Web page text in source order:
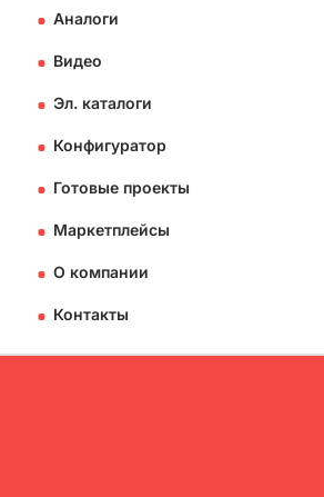
Аналоги
Видео
Эл. каталоги
Конфигуратор
Готовые проекты
Маркетплейсы
О компании
Контакты